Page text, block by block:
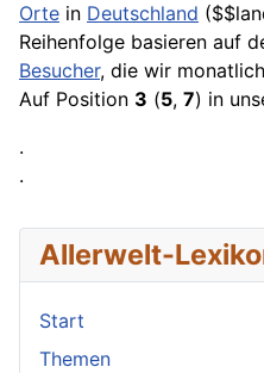
Orte in Deutschland
Reihenfolge basieren auf
Besucher, die wir
Auf Position 3 (5, 7) in
.
.
Allerwelt-
Start
Themen